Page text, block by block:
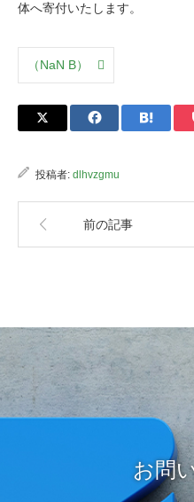
体へ寄付いたします。
（NaN B）
投稿者: dlhvzgmu
前の記事
お問